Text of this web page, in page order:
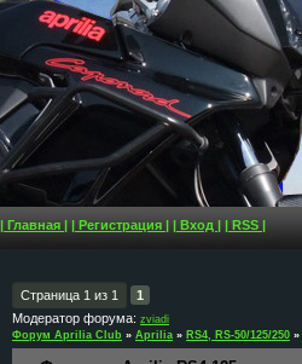
| Главная | | Регистрация | | Вход | | RSS |
Страница 1 из 1
1
Модератор форума: zviadi
Форум Aprilia Club » Aprilia » RS4, RS-50/125/250 »